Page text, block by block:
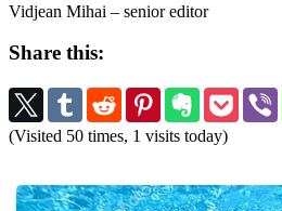
Vidjean Mihai – senior editor
Share this:
(Visited 50 times, 1 visits today)